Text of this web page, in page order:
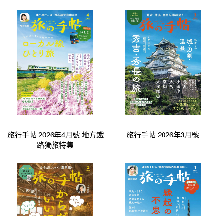
旅行手帖 2026年4月號 地方鐵
路獨旅特集
旅行手帖 2026年3月號